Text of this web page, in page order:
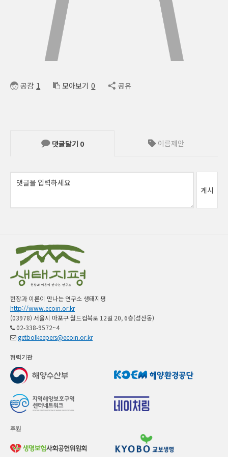
공감 1 모아보기 0 공유
댓글달기 0 이름제안
게시
현장과 이론이 만나는 연구소 생태지평
http://www.ecoin.or.kr
(03978) 서울시 마포구 월드컵북로 12길 20, 6층(성산동)
02-338-9572~4
getbolkeepers@ecoin.or.kr
협력기관
후원